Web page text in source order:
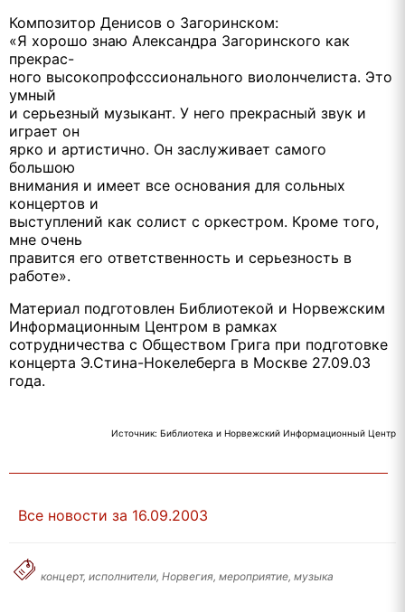
Композитор Денисов о Загоринском:
«Я хорошо знаю Александра Загоринского как
прекрас-
ного высокопрофсссионального виолончелиста. Это
умный
и серьезный музыкант. У него прекрасный звук и
играет он
ярко и артистично. Он заслуживает самого
большою
внимания и имеет все основания для сольных
концертов и
выступлений как солист с оркестром. Кроме того,
мне очень
правится его ответственность и серьезность в
работе».
Материал подготовлен Библиотекой и Норвежским
Информационным Центром в рамках
сотрудничества с Обществом Грига при подготовке
концерта Э.Стина-Нокелеберга в Москве 27.09.03
года.
Источник: Библиотека и Норвежский Информационный Центр
Все новости за 16.09.2003
концерт, исполнители, Норвегия, мероприятие, музыка